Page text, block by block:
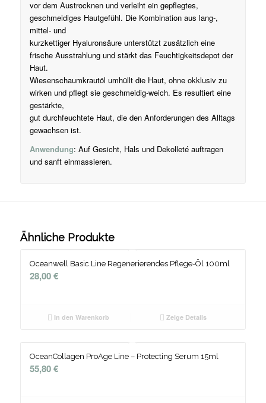
vor dem Austrocknen und verleiht ein gepflegtes,
geschmeidiges Hautgefühl. Die Kombination aus lang-,
mittel- und
kurzkettiger Hyaluronsäure unterstützt zusätzlich eine
frische Ausstrahlung und stärkt das Feuchtigkeitsdepot der
Haut.
Wiesenschaumkrautöl umhüllt die Haut, ohne okklusiv zu
wirken und pflegt sie geschmeidig-weich. Es resultiert eine
gestärkte,
gut durchfeuchtete Haut, die den Anforderungen des Alltags
gewachsen ist.
Anwendung: Auf Gesicht, Hals und Dekolleté auftragen
und sanft einmassieren.
Ähnliche Produkte
Oceanwell Basic.Line Regenerierendes Pflege-Öl 100ml
28,00€
In den Warenkorb Zeige Details
OceanCollagen ProAge Line – Protecting Serum 15ml
55,80€